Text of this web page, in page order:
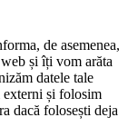
de asemenea,
și îți vom arăta
datele tale
și folosim
dacă folosești deja